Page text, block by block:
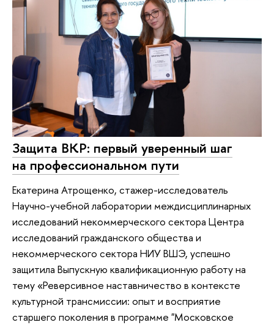
Защита ВКР: первый уверенный шаг
на профессиональном пути
Екатерина Атрощенко, стажер-исследователь
Научно-учебной лаборатории междисциплинарных
исследований некоммерческого сектора Центра
исследований гражданского общества и
некоммерческого сектора НИУ ВШЭ, успешно
защитила Выпускную квалификационную работу на
тему «Реверсивное наставничество в контексте
культурной трансмиссии: опыт и восприятие
старшего поколения в программе "Московское